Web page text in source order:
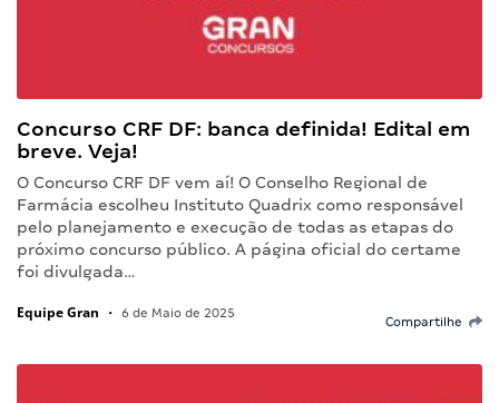
Concurso CRF DF: banca definida! Edital em
breve. Veja!
O Concurso CRF DF vem aí! O Conselho Regional de
Farmácia escolheu Instituto Quadrix como responsável
pelo planejamento e execução de todas as etapas do
próximo concurso público. A página oficial do certame
foi divulgada…
Equipe Gran • 6 de Maio de 2025
Compartilhe